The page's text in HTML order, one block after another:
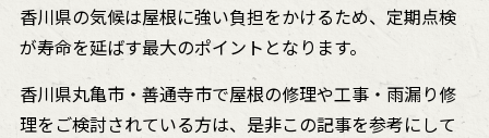
香川県の気候は屋根に強い負担をかけるため、定期点検
が寿命を延ばす最大のポイントとなります。
香川県丸亀市・善通寺市で屋根の修理や工事・雨漏り修
理をご検討されている方は、是非この記事を参考にして